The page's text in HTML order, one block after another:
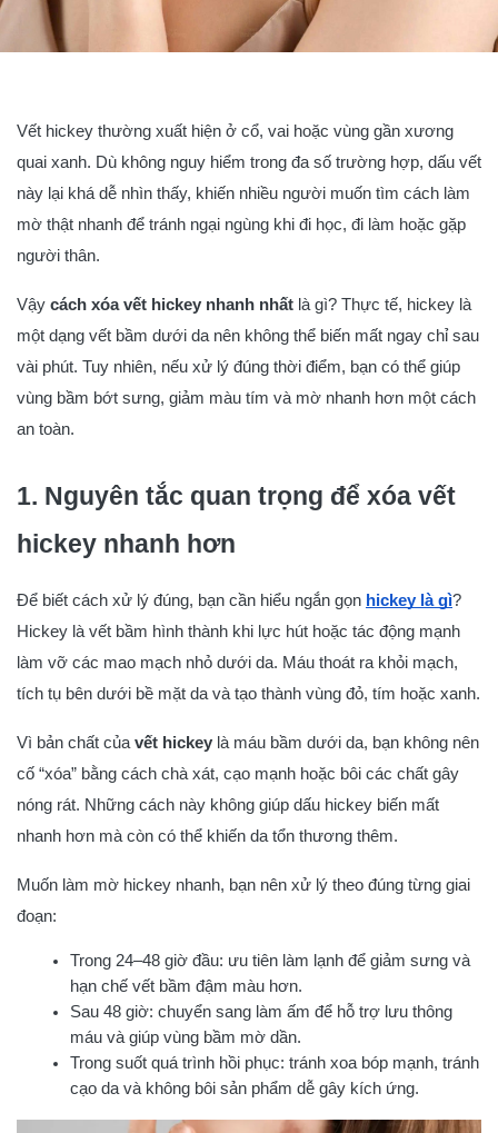
Vết hickey thường xuất hiện ở cổ, vai hoặc vùng gần xương
quai xanh. Dù không nguy hiểm trong đa số trường hợp, dấu vết
này lại khá dễ nhìn thấy, khiến nhiều người muốn tìm cách làm
mờ thật nhanh để tránh ngại ngùng khi đi học, đi làm hoặc gặp
người thân.
Vậy cách xóa vết hickey nhanh nhất là gì? Thực tế, hickey là
một dạng vết bầm dưới da nên không thể biến mất ngay chỉ sau
vài phút. Tuy nhiên, nếu xử lý đúng thời điểm, bạn có thể giúp
vùng bầm bớt sưng, giảm màu tím và mờ nhanh hơn một cách
an toàn.
1. Nguyên tắc quan trọng để xóa vết
hickey nhanh hơn
Để biết cách xử lý đúng, bạn cần hiểu ngắn gọn hickey là gì?
Hickey là vết bầm hình thành khi lực hút hoặc tác động mạnh
làm vỡ các mao mạch nhỏ dưới da. Máu thoát ra khỏi mạch,
tích tụ bên dưới bề mặt da và tạo thành vùng đỏ, tím hoặc xanh.
Vì bản chất của vết hickey là máu bầm dưới da, bạn không nên
cố “xóa” bằng cách chà xát, cạo mạnh hoặc bôi các chất gây
nóng rát. Những cách này không giúp dấu hickey biến mất
nhanh hơn mà còn có thể khiến da tổn thương thêm.
Muốn làm mờ hickey nhanh, bạn nên xử lý theo đúng từng giai
đoạn:
Trong 24–48 giờ đầu: ưu tiên làm lạnh để giảm sưng và
hạn chế vết bầm đậm màu hơn.
Sau 48 giờ: chuyển sang làm ấm để hỗ trợ lưu thông
máu và giúp vùng bầm mờ dần.
Trong suốt quá trình hồi phục: tránh xoa bóp mạnh, tránh
cạo da và không bôi sản phẩm dễ gây kích ứng.